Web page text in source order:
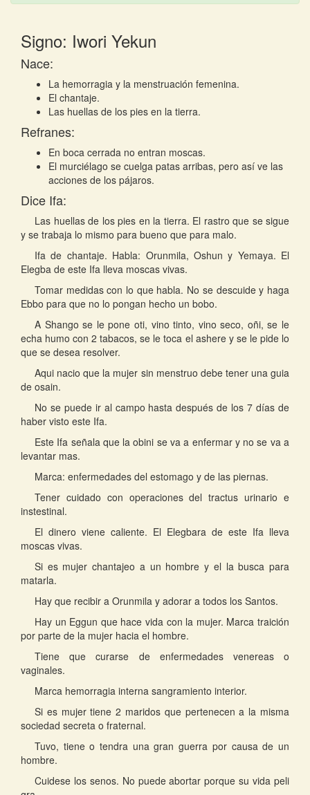
Signo: Iwori Yekun
Nace:
La hemorragia y la menstruación femenina.
El chantaje.
Las huellas de los pies en la tierra.
Refranes:
En boca cerrada no entran moscas.
El murciélago se cuelga patas arribas, pero así ve las
acciones de los pájaros.
Dice Ifa:
Las huellas de los pies en la tierra. El rastro que se sigue
y se trabaja lo mismo para bueno que para malo.
Ifa de chantaje. Habla: Orunmila, Oshun y Yemaya. El
Elegba de este Ifa lleva moscas vivas.
Tomar medidas con lo que habla. No se descuide y haga
Ebbo para que no lo pongan hecho un bobo.
A Shango se le pone oti, vino tinto, vino seco, oñi, se le
echa humo con 2 tabacos, se le toca el ashere y se le pide lo
que se desea resolver.
Aqui nacio que la mujer sin menstruo debe tener una guia
de osain.
No se puede ir al campo hasta después de los 7 días de
haber visto este Ifa.
Este Ifa señala que la obini se va a enfermar y no se va a
levantar mas.
Marca: enfermedades del estomago y de las piernas.
Tener cuidado con operaciones del tractus urinario e
instestinal.
El dinero viene caliente. El Elegbara de este Ifa lleva
moscas vivas.
Si es mujer chantajeo a un hombre y el la busca para
matarla.
Hay que recibir a Orunmila y adorar a todos los Santos.
Hay un Eggun que hace vida con la mujer. Marca traición
por parte de la mujer hacia el hombre.
Tiene que curarse de enfermedades venereas o
vaginales.
Marca hemorragia interna sangramiento interior.
Si es mujer tiene 2 maridos que pertenecen a la misma
sociedad secreta o fraternal.
Tuvo, tiene o tendra una gran guerra por causa de un
hombre.
Cuidese los senos. No puede abortar porque su vida peli